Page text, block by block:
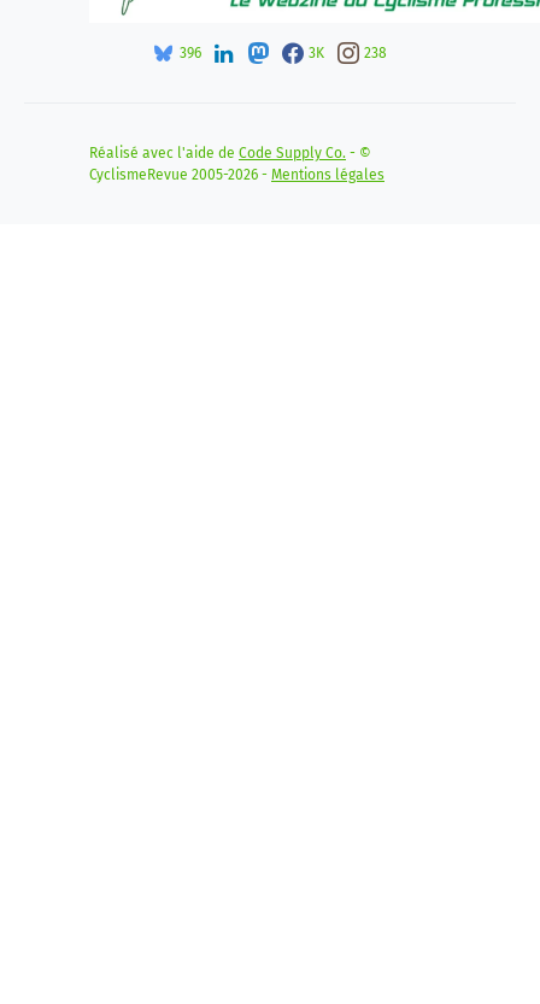
396 3K 238
Réalisé avec l'aide de Code Supply Co. - ©
CyclismeRevue 2005-2026 - Mentions légales